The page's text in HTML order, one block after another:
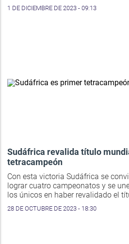
1 DE DICIEMBRE DE 2023 - 09:13
Sudáfrica revalida título
tetracampeón
Con esta victoria Sudáfrica se
lograr cuatro campeonatos y se
los únicos en haber revalidado el
28 DE OCTUBRE DE 2023 - 18:30